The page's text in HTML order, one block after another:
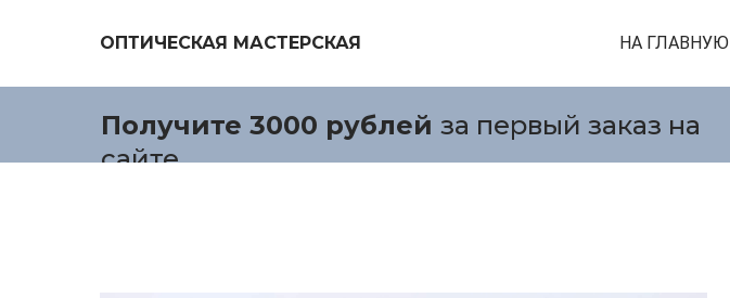
ОПТИЧЕСКАЯ МАСТЕРСКАЯ НА ГЛАВНУЮ
Получите 3000 рублей за первый заказ на
сайте.